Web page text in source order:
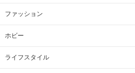
ファッション
ホビー
ライフスタイル